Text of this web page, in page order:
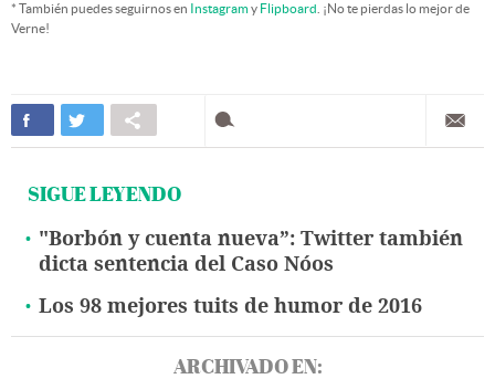
* También puedes seguirnos en Instagramy Flipboard . ¡No te pierdas lo mejor de
Verne!
SIGUE LEYENDO
"Borbón y cuenta nueva”: Twitter también
dicta sentencia del Caso Nóos
Los 98 mejores tuits de humor de 2016
ARCHIVADO EN: